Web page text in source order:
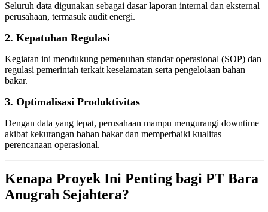
Seluruh data digunakan sebagai dasar laporan internal dan eksternal
perusahaan, termasuk audit energi.
2. Kepatuhan Regulasi
Kegiatan ini mendukung pemenuhan standar operasional (SOP) dan
regulasi pemerintah terkait keselamatan serta pengelolaan bahan
bakar.
3. Optimalisasi Produktivitas
Dengan data yang tepat, perusahaan mampu mengurangi downtime
akibat kekurangan bahan bakar dan memperbaiki kualitas
perencanaan operasional.
Kenapa Proyek Ini Penting bagi PT Bara
Anugrah Sejahtera?